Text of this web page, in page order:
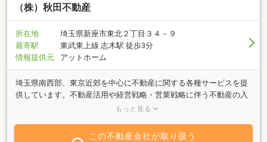
（株）秋田不動産
所在地
埼玉県新座市東北２丁目３４－９
最寄駅
東武東上線 志木駅 徒歩3分
情報提供元
アットホーム
埼玉県南西部、東京近郊を中心に不動産に関する各種サービスを提
供しています。不動産活用や経営戦略・営業戦略に伴う不動産の入
手活動にあたり、企画・ご提案・コンサルティング等お客様のパー
もっと見る
この不動産会社が取り扱う